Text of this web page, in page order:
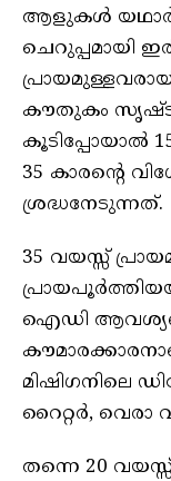
ആളുകൾ
ചെറുപ്പമായി
കൗതുകം
കൂടിപ്പോയാൽ
35 കാരന്റെ
ശ്രദ്ധനേടുന്നത്.
35 വയസ്സ്
ഐഡി
മിഷിഗനിലെ
റൈറ്റർ, വെരാ
തന്നെ 20